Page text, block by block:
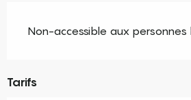
Non-accessible aux personnes
Tarifs